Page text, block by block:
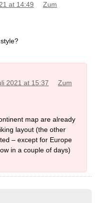
at 14:49
Zum
2021 at 15:37
Zum
map are already
layout (the other
– except for Europe
in a couple of days)